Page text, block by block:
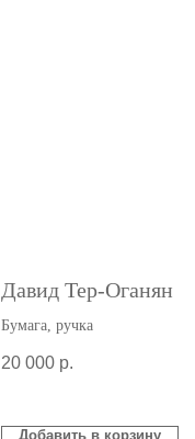
Давид Тер-Оганян
Бумага, ручка
20 000 р.
Добавить в корзину